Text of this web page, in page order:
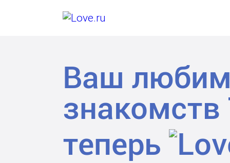
Ваш
знакомств
теперь